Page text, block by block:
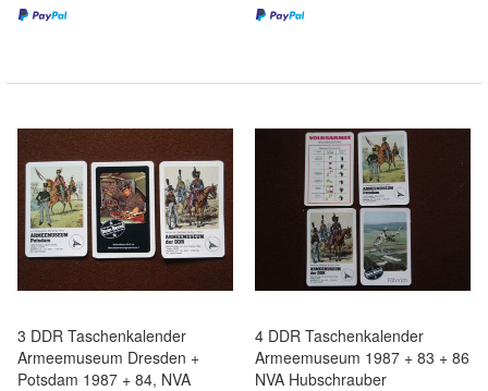
3 DDR Taschenkalender
Armeemuseum Dresden +
Potsdam 1987 + 84, NVA
4 DDR Taschenkalender
Armeemuseum 1987 + 83 + 86
NVA Hubschrauber